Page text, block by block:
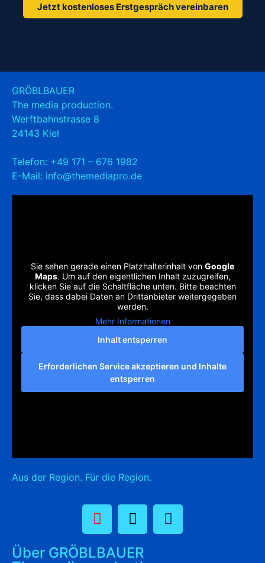
Jetzt kostenloses Erstgespräch vereinbaren
GRÖBLBAUER
The media production.
Werftbahnstrasse 8
24143 Kiel
Telefon: +49 171 – 676 1982
E-Mail: info@themediapro.de
Sie sehen gerade einen Platzhalterinhalt von Google
Maps. Um auf den eigentlichen Inhalt zuzugreifen,
klicken Sie auf die Schaltfläche unten. Bitte beachten
Sie, dass dabei Daten an Drittanbieter weitergegeben
werden.
Mehr Informationen
Inhalt entsperren
Erforderlichen Service akzeptieren und Inhalte
entsperren
Aus der Region. Für die Region.
Über GRÖBLBAUER